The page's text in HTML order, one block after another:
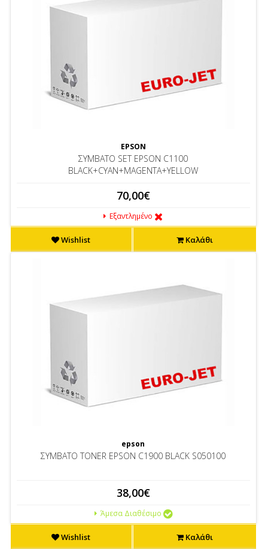
EPSON
ΣΥΜΒΑΤΟ SET EPSON C1100
BLACK+CYAN+MAGENTA+YELLOW
70,00€
Εξαντλημένο
Wishlist Καλάθι
epson
ΣΥΜΒΑΤΟ TONER EPSON C1900 BLACK S050100
38,00€
Άμεσα Διαθέσιμο
Wishlist Καλάθι